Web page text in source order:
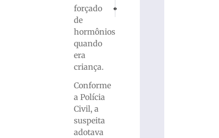
forçado
de
hormônios
quando
era
criança.
Conforme
a Polícia
Civil, a
suspeita
adotava